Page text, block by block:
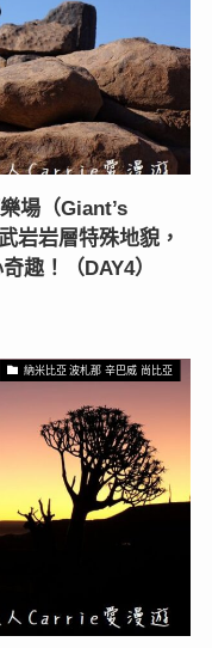
場（Giant’s
岩岩層特殊地貌，
趣！（DAY4）
納米比亞 波札那 辛巴威 尚比亞